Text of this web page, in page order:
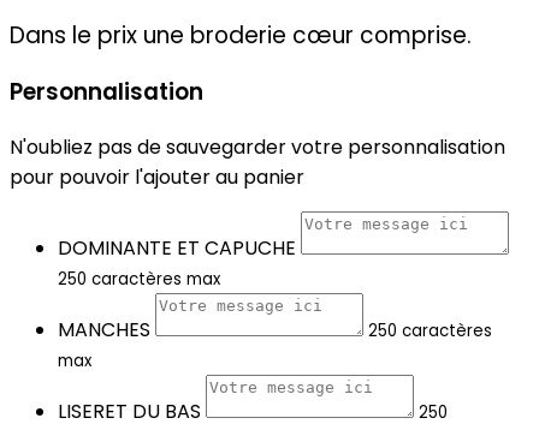
Dans le prix une broderie cœur comprise.
Personnalisation
N'oubliez pas de sauvegarder votre personnalisation
pour pouvoir l'ajouter au panier
DOMINANTE ET CAPUCHE
250 caractères max
MANCHES
250 caractères
max
LISERET DU BAS
250